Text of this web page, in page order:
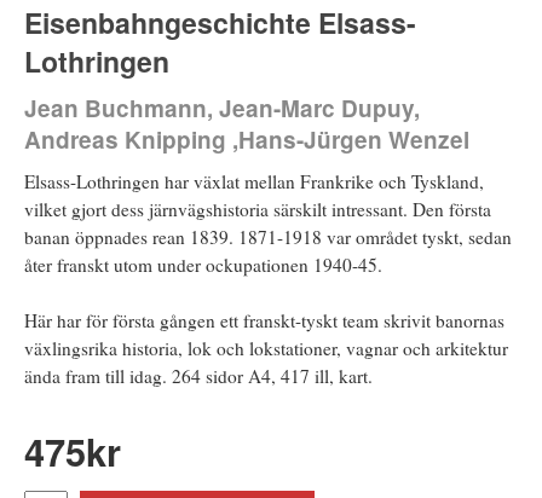
Eisenbahngeschichte Elsass-
Lothringen
Jean Buchmann, Jean-Marc Dupuy,
Andreas Knipping ,Hans-Jürgen Wenzel
Elsass-Lothringen har växlat mellan Frankrike och Tyskland,
vilket gjort dess järnvägshistoria särskilt intressant. Den första
banan öppnades rean 1839. 1871-1918 var området tyskt, sedan
åter franskt utom under ockupationen 1940-45.
Här har för första gången ett franskt-tyskt team skrivit banornas
växlingsrika historia, lok och lokstationer, vagnar och arkitektur
ända fram till idag. 264 sidor A4, 417 ill, kart.
475kr